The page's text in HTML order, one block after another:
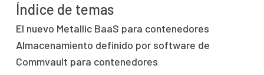
Índice de temas
El nuevo Metallic BaaS para contenedores
Almacenamiento definido por software de
Commvault para contenedores